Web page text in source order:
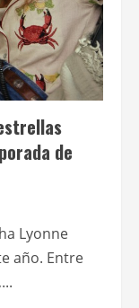
de
Lyonne
año. Entre